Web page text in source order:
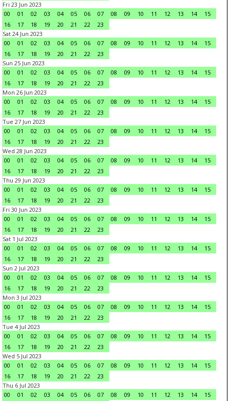
Fri 23 Jun 2023
00
01 02 03 04 05 06 07 08 09 10 11 12 13 14
15
16
17 18 19 20 21 22
23
Sat 24 Jun 2023
00
01 02 03 04 05 06 07 08 09 10 11 12 13 14
15
16
17 18 19 20 21 22
23
Sun 25 Jun 2023
00
01 02 03 04 05 06 07 08 09 10 11 12 13 14
15
16
17 18 19 20 21 22
23
Mon 26 Jun 2023
00
01 02 03 04 05 06 07 08 09 10 11 12 13 14
15
16
17 18 19 20 21 22
23
Tue 27 Jun 2023
00
01 02 03 04 05 06 07 08 09 10 11 12 13 14
15
16
17 18 19 20 21 22
23
Wed 28 Jun 2023
00
01 02 03 04 05 06 07 08 09 10 11 12 13 14
15
16
17 18 19 20 21 22
23
Thu 29 Jun 2023
00
01 02 03 04 05 06 07 08 09 10 11 12 13 14
15
16
17 18 19 20 21 22
23
Fri 30 Jun 2023
00
01 02 03 04 05 06 07 08 09 10 11 12 13 14
15
16
17 18 19 20 21 22
23
Sat 1 Jul 2023
00
01 02 03 04 05 06 07 08 09 10 11 12 13 14
15
16
17 18 19 20 21 22
23
Sun 2 Jul 2023
00
01 02 03 04 05 06 07 08 09 10 11 12 13 14
15
16
17 18 19 20 21 22
23
Mon 3 Jul 2023
00
01 02 03 04 05 06 07 08 09 10 11 12 13 14
15
16
17 18 19 20 21 22
23
Tue 4 Jul 2023
00
01 02 03 04 05 06 07 08 09 10 11 12 13 14
15
16
17 18 19 20 21 22
23
Wed 5 Jul 2023
00
01 02 03 04 05 06 07 08 09 10 11 12 13 14
15
16
17 18 19 20 21 22
23
Thu 6 Jul 2023
00
01 02 03 04 05 06 07 08 09 10 11 12 13 14
15